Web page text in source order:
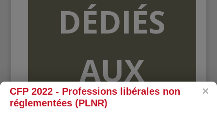
DÉDIÉS
AUX
CFP 2022 - Professions libérales non
réglementées (PLNR)